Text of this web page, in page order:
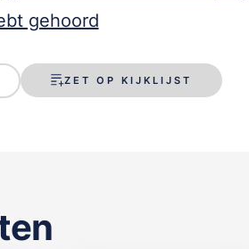
gehoord
ZET OP KIJKLIJST